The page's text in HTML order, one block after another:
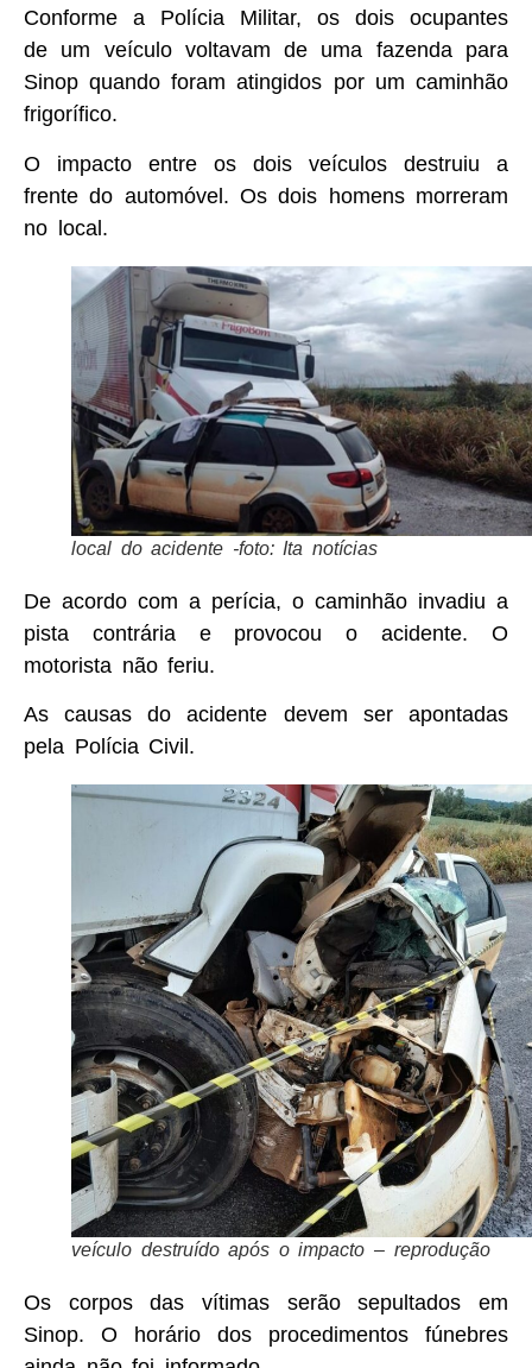
Conforme a Polícia Militar, os dois ocupantes
de um veículo voltavam de uma fazenda para
Sinop quando foram atingidos por um caminhão
frigorífico.
O impacto entre os dois veículos destruiu a
frente do automóvel. Os dois homens morreram
no local.
local do acidente -foto: Ita notícias
De acordo com a perícia, o caminhão invadiu a
pista contrária e provocou o acidente. O
motorista não feriu.
As causas do acidente devem ser apontadas
pela Polícia Civil.
veículo destruído após o impacto – reprodução
Os corpos das vítimas serão sepultados em
Sinop. O horário dos procedimentos fúnebres